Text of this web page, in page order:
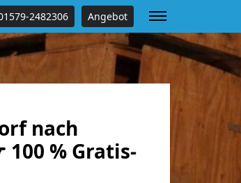
2482306 Angebot
nach
% Gratis-